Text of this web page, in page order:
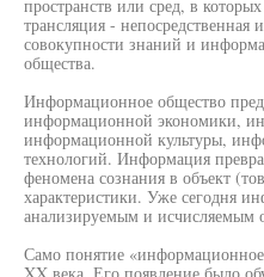
пространств или сред, в
трансляция - непосредственная
совокупности знаний и
общества.
Информационное общество
информационной экономики,
информационной культуры,
технологий. Информация
феномена сознания в объект
характеристики. Уже сегодня
анализируемым и исчисляемым
Само понятие